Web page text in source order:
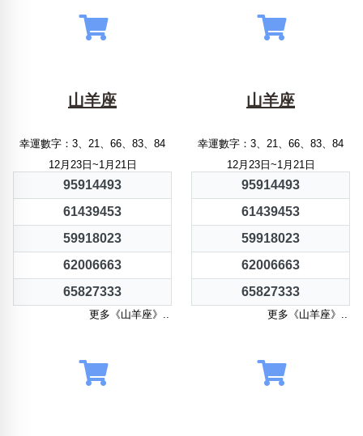
山羊座
幸運數字：3、21、66、83、84
12月23日~1月21日
95914493
61439453
59918023
62006663
65827333
更多《山羊座》..
山羊座
幸運數字：3、21、66、83、84
12月23日~1月21日
95914493
61439453
59918023
62006663
65827333
更多《山羊座》..